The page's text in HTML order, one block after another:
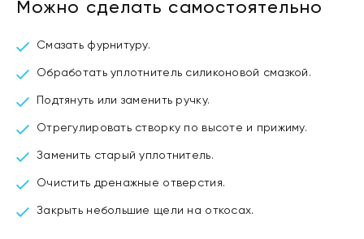
Можно сделать самостоятельно
Смазать фурнитуру.
Обработать уплотнитель силиконовой смазкой.
Подтянуть или заменить ручку.
Отрегулировать створку по высоте и прижиму.
Заменить старый уплотнитель.
Очистить дренажные отверстия.
Закрыть небольшие щели на откосах.